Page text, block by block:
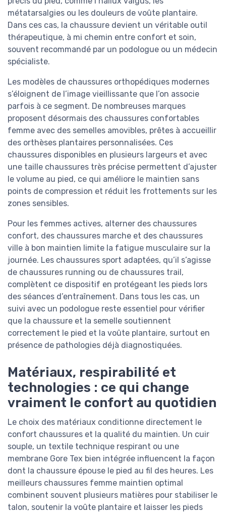
métatarsalgies ou les douleurs de voûte plantaire.
Dans ces cas, la chaussure devient un véritable outil
thérapeutique, à mi chemin entre confort et soin,
souvent recommandé par un podologue ou un médecin
spécialiste.
Les modèles de chaussures orthopédiques modernes
s’éloignent de l’image vieillissante que l’on associe
parfois à ce segment. De nombreuses marques
proposent désormais des chaussures confortables
femme avec des semelles amovibles, prêtes à accueillir
des orthèses plantaires personnalisées. Ces
chaussures disponibles en plusieurs largeurs et avec
une taille chaussures très précise permettent d’ajuster
le volume au pied, ce qui améliore le maintien sans
points de compression et réduit les frottements sur les
zones sensibles.
Pour les femmes actives, alterner des chaussures
confort, des chaussures marche et des chaussures
ville à bon maintien limite la fatigue musculaire sur la
journée. Les chaussures sport adaptées, qu’il s’agisse
de chaussures running ou de chaussures trail,
complètent ce dispositif en protégeant les pieds lors
des séances d’entraînement. Dans tous les cas, un
suivi avec un podologue reste essentiel pour vérifier
que la chaussure et la semelle soutiennent
correctement le pied et la voûte plantaire, surtout en
présence de pathologies déjà diagnostiquées.
Matériaux, respirabilité et
technologies : ce qui change
vraiment le confort au quotidien
Le choix des matériaux conditionne directement le
confort chaussures et la qualité du maintien. Un cuir
souple, un textile technique respirant ou une
membrane Gore Tex bien intégrée influencent la façon
dont la chaussure épouse le pied au fil des heures. Les
meilleurs chaussures femme maintien optimal
combinent souvent plusieurs matières pour stabiliser le
talon, soutenir la voûte plantaire et laisser les pieds